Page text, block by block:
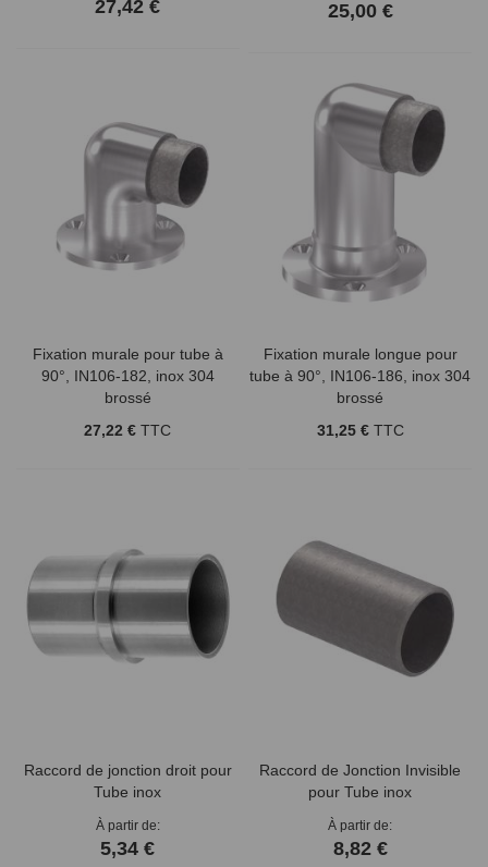
27,42 € 25,00 €
Fixation murale pour tube à
90°, IN106-182, inox 304
brossé
27,22 € TTC
Fixation murale longue pour
tube à 90°, IN106-186, inox 304
brossé
31,25 € TTC
Raccord de jonction droit pour
Tube inox
À partir de
5,34 €
Raccord de Jonction Invisible
pour Tube inox
À partir de
8,82 €